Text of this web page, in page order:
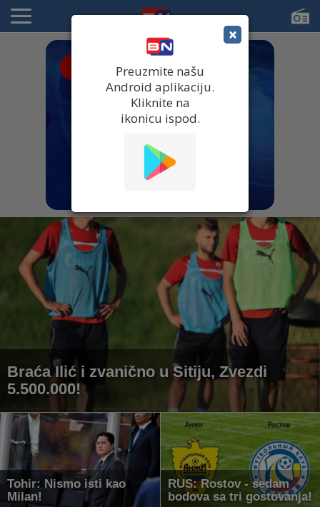
Braća Ilić i zvanično u Sitiju, Zvezdi
5.500.000!
Tohir: Nismo isti kao
Milan!
RUS: Rostov - sedam
bodova sa tri gostovanja!
×
Preuzmite našu
Android aplikaciju.
Kliknite na
ikonicu ispod.